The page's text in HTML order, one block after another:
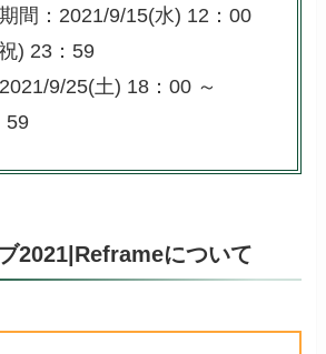
間：2021/9/15(水) 12：00
) 23：59
9/25(土) 18：00 ～
59
2021|Reframeについて